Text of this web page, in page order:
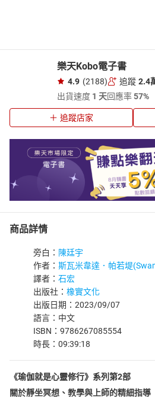
樂天Kobo電子書
4.9 (2188) 追蹤 2.4
出貨速度 1 天回應率57%
追蹤店家
商品詳情
旁白： 陳廷宇
作者： 斯瓦米韋達．帕若堤
譯者： 石宏
出版社： 橡實文化
出版日期：2023/09/07
語言：中文
ISBN：9786267085554
時長：09:39:18
《瑜伽就是心靈修行》系列第2部
關於靜坐冥想、教學與上師的精細指導